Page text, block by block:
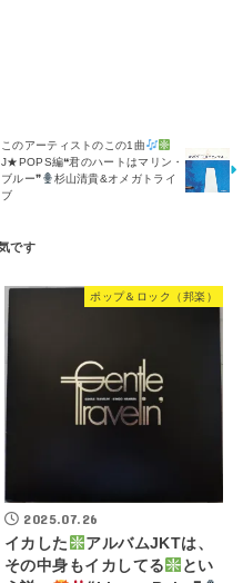
このアーティストのこの1曲
J★POPS編❝君のハートはマリン・
ブルー❞
杉山清貴&オメガトライ
ブ
ポップ＆ロック（邦楽）
2025.07.26
イカした
アルバムJKTは、
その中身もイカしてる
とい